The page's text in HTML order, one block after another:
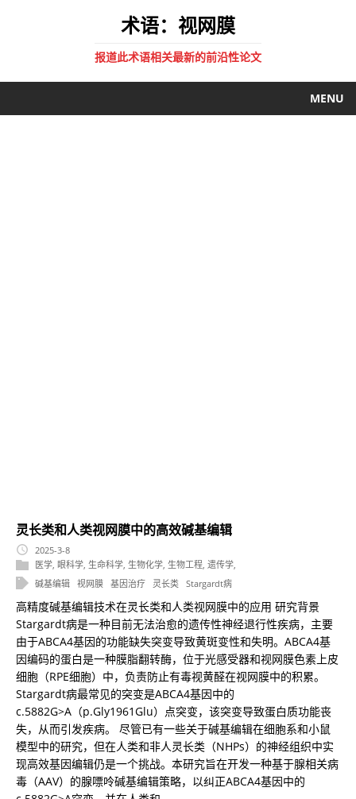
术语：视网膜
报道此术语相关最新的前沿性论文
MENU
灵长类和人类视网膜中的高效碱基编辑
2025-3-8
医学, 眼科学, 生命科学, 生物化学, 生物工程, 遗传学,
碱基编辑 视网膜 基因治疗 灵长类 Stargardt病
高精度碱基编辑技术在灵长类和人类视网膜中的应用 研究背景
Stargardt病是一种目前无法治愈的遗传性神经退行性疾病，主要
由于ABCA4基因的功能缺失突变导致黄斑变性和失明。ABCA4基
因编码的蛋白是一种膜脂翻转酶，位于光感受器和视网膜色素上皮
细胞（RPE细胞）中，负责防止有毒视黄醛在视网膜中的积累。
Stargardt病最常见的突变是ABCA4基因中的
c.5882G>A（p.Gly1961Glu）点突变，该突变导致蛋白质功能丧
失，从而引发疾病。 尽管已有一些关于碱基编辑在细胞系和小鼠
模型中的研究，但在人类和非人灵长类（NHPs）的神经组织中实
现高效基因编辑仍是一个挑战。本研究旨在开发一种基于腺相关病
毒（AAV）的腺嘌呤碱基编辑策略，以纠正ABCA4基因中的